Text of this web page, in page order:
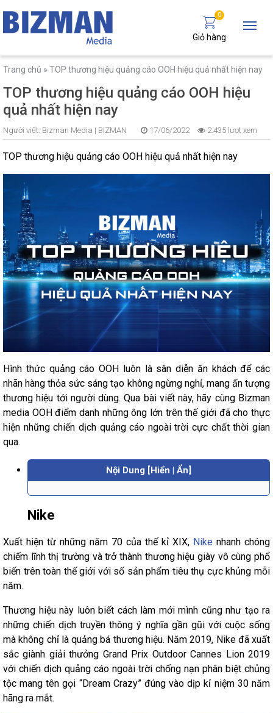
0
Giỏ hàng
Trang chủ » TOP thương hiệu quảng cáo OOH hiệu quả nhất hiện nay
TOP thương hiệu quảng cáo OOH hiệu
quả nhất hiện nay
Người viết: Bizman Media | BIZMAN 17/06/2022 2.435 lượt xem
TOP thương hiệu quảng cáo OOH hiệu quả nhất hiện nay
Hình thức quảng cáo OOH luôn là sân diễn ăn khách để các
nhãn hàng thỏa sức sáng tạo không ngừng nghỉ, mang ấn tượng
thương hiệu tới người dùng. Qua bài viết này, hãy cùng Bizman
media OOH điểm danh những ông lớn trên thế giới đã cho thực
hiện những chiến dịch quảng cáo ngoài trời cực chất thời gian
qua.
Nội Dung [Hiển | Ẩn]
Nike
Xuất hiện từ những năm 70 của thế kỉ XIX, Nike nhanh chóng
chiếm lĩnh thị trường và trở thành thương hiệu giày vô cùng phổ
biến trên toàn thế giới với số sản phẩm tiêu thụ cực khủng mỗi
năm.
Thương hiệu này luôn biết cách làm mới mình cũng như tạo ra
những chiến dịch truyền thông ý nghĩa gần gũi với cuộc sống
mà không chỉ là quảng bá thương hiệu. Năm 2019, Nike đã xuất
sắc giành giải thưởng Grand Prix Outdoor Cannes Lion 2019
với chiến dịch quảng cáo ngoài trời chống nạn phân biệt chủng
tộc mang tên gọi “Dream Crazy” đúng vào dịp kỉ niệm 30 năm
hãng ra mắt.